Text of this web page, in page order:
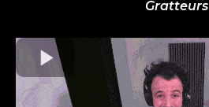
Gratteurs